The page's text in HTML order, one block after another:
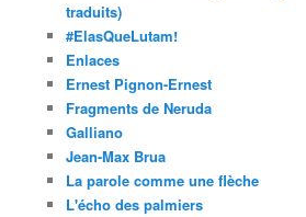
traduits)
#ElasQueLutam!
Enlaces
Ernest Pignon-Ernest
Fragments de Neruda
Galliano
Jean-Max Brua
La parole comme une flèche
L'écho des palmiers